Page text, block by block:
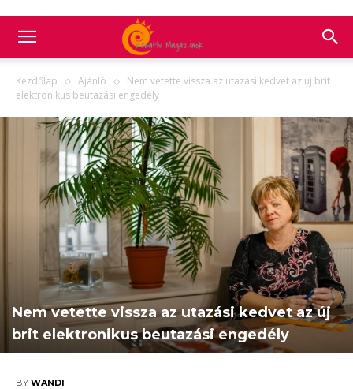
Kezdőlap Ajánló
Nem vetette vissza az utazási kedvet az új brit
elektronikus beutazási engedély
Nem vetette vissza az utazási kedvet az új
brit elektronikus beutazási engedély
BY WANDI